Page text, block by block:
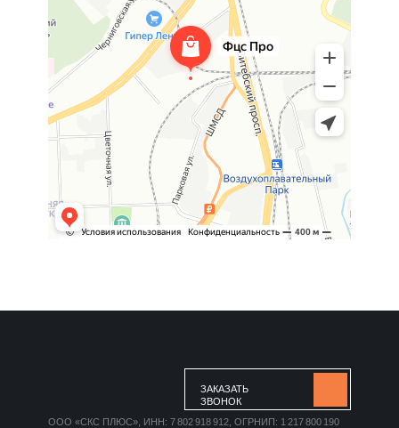
ЗАКАЗАТЬ
ЗВОНОК
ООО «СКС ПЛЮС», ИНН: 7 802 918 912, ОГРНИП: 1 217 800 190